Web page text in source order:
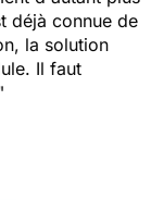
déjà connue de
la solution
Il faut